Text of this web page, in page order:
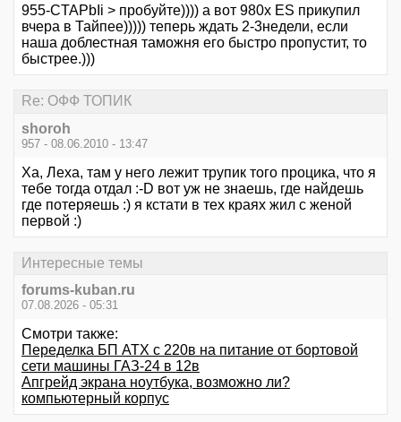
955-CTAPbIi > пробуйте)))) а вот 980х ES прикупил
вчера в Тайпее))))) теперь ждать 2-3недели, если
наша доблестная таможня его быстро пропустит, то
быстрее.)))
Re: ОФФ ТОПИК
shoroh
957 - 08.06.2010 - 13:47
Ха, Леха, там у него лежит трупик того процика, что я
тебе тогда отдал :-D вот уж не знаешь, где найдешь
где потеряешь :) я кстати в тех краях жил с женой
первой :)
Интересные темы
forums-kuban.ru
07.08.2026 - 05:31
Смотри также:
Переделка БП ATX с 220в на питание от бортовой
сети машины ГАЗ-24 в 12в
Апгрейд экрана ноутбука, возможно ли?
компьютерный корпус